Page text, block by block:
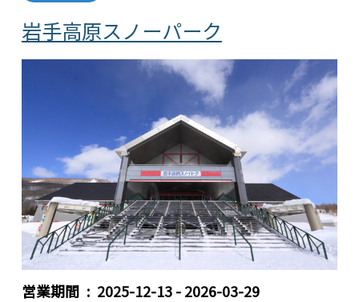
岩手高原スノーパーク
営業期間 2025-12-13 - 2026-03-29